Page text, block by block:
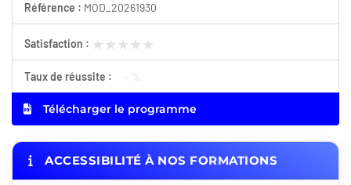
Référence : MOD_20261930
Satisfaction : ★★★★★
★★★★★
Taux de réussite : - %
Télécharger le programme
ACCESSIBILITÉ À NOS FORMATIONS